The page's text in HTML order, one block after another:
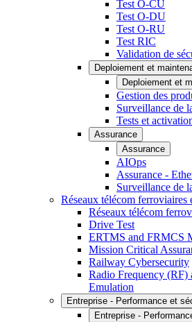
Test O-CU
Test O-DU
Test O-RU
Test RIC
Validation de
Deploiement et
Deploiement et
Gestion des
Surveillance de
Tests et
Assurance
Assurance
AIOps
Assurance -
Surveillance de
Réseaux télécom ferroviaires
Réseaux télécom
Drive Test
ERTMS and FRMCS
Mission Critical
Railway Cybersecurity
Radio Frequency (RF)
Emulation
Entreprise - Performance et
Entreprise -